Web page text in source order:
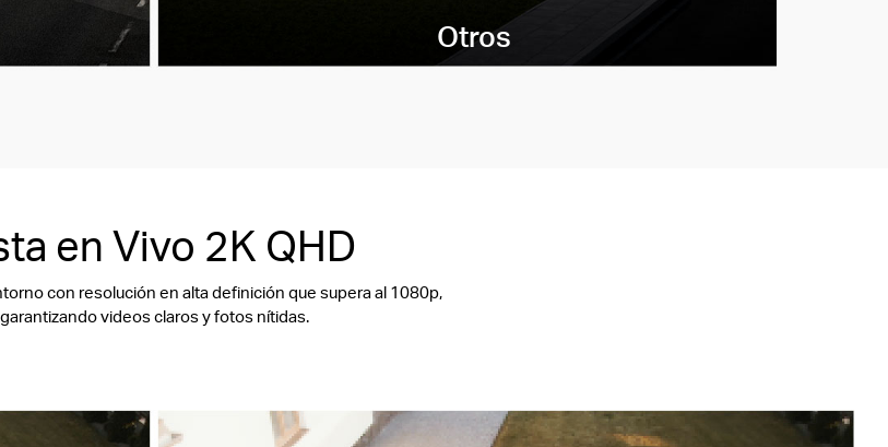
Otros
en Vivo 2K QHD
con resolución en alta definición que supera al 1080p,
garantizando videos claros y fotos nítidas.